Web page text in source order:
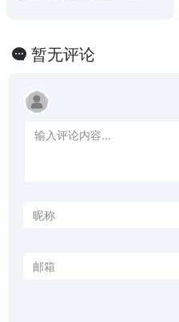
暂无评论